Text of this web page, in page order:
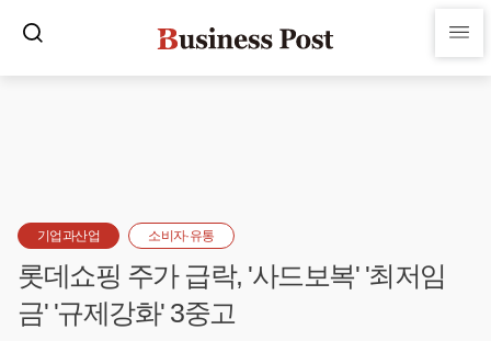
기업과산업 소비자·유통
롯데쇼핑 주가 급락, '사드보복' '최저임
금' '규제강화' 3중고